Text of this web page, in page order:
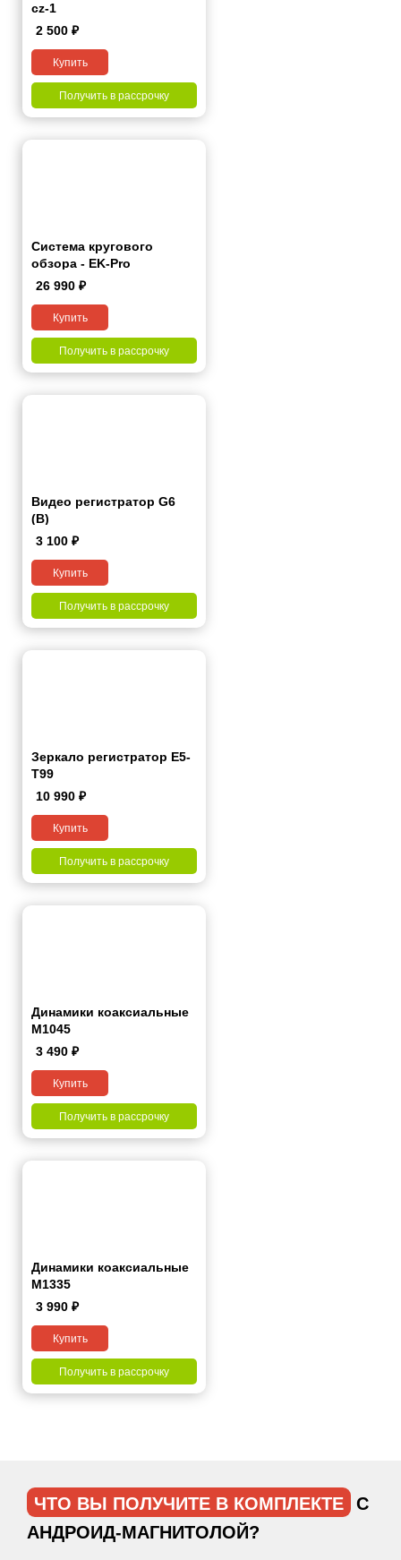
cz-1
2 500 ₽
Купить
Получить в рассрочку
Система кругового
обзора - EK-Pro
26 990 ₽
Купить
Получить в рассрочку
Видео регистратор G6
(B)
3 100 ₽
Купить
Получить в рассрочку
Зеркало регистратор E5-
T99
10 990 ₽
Купить
Получить в рассрочку
Динамики коаксиальные
M1045
3 490 ₽
Купить
Получить в рассрочку
Динамики коаксиальные
M1335
3 990 ₽
Купить
Получить в рассрочку
ЧТО ВЫ ПОЛУЧИТЕ В КОМПЛЕКТЕ
С
АНДРОИД-МАГНИТОЛОЙ?